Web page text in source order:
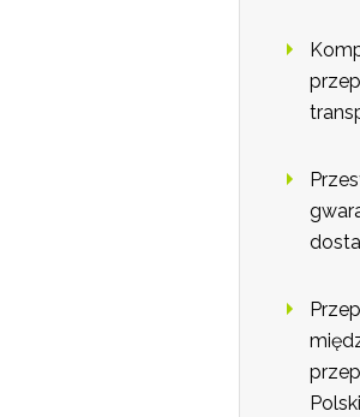
Polski